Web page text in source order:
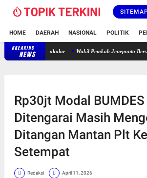
HOME DAERAH NASIONAL POLITIK
BREAKING
NEWS
SMPN 1 Takalar Wakil Pemkab Jeneponto Bersinar di
Rp30jt Modal
Ditengarai Masih
Ditangan Mantan Plt
Setempat
Redaksi April 11, 2026